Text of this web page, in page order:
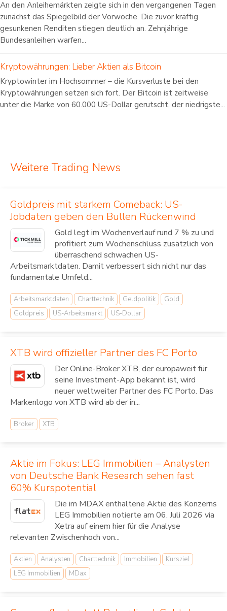
An den Anleihemärkten zeigte sich in den vergangenen Tagen
zunächst das Spiegelbild der Vorwoche. Die zuvor kräftig
gesunkenen Renditen stiegen deutlich an. Zehnjährige
Bundesanleihen warfen...
Kryptowährungen: Lieber Aktien als Bitcoin
Kryptowinter im Hochsommer – die Kursverluste bei den
Kryptowährungen setzen sich fort. Der Bitcoin ist zeitweise
unter die Marke von 60.000 US-Dollar gerutscht, der niedrigste...
Weitere Trading News
Goldpreis mit starkem Comeback: US-
Jobdaten geben den Bullen Rückenwind
Gold legt im Wochenverlauf rund 7 % zu und
profitiert zum Wochenschluss zusätzlich von
überraschend schwachen US-
Arbeitsmarktdaten. Damit verbessert sich nicht nur das
fundamentale Umfeld...
Arbeitsmarktdaten Charttechnik Geldpolitik
Gold
Goldpreis
US-Arbeitsmarkt US-Dollar
XTB wird offizieller Partner des FC Porto
Der Online-Broker XTB, der europaweit für
seine Investment-App bekannt ist, wird
neuer weltweiter Partner des FC Porto. Das
Markenlogo von XTB wird ab der in...
Broker XTB
Aktie im Fokus: LEG Immobilien – Analysten
von Deutsche Bank Research sehen fast
60% Kurspotential
Die im MDAX enthaltene Aktie des Konzerns
LEG Immobilien notierte am 06. Juli 2026 via
Xetra auf einem hier für die Analyse
relevanten Zwischenhoch von...
Aktien Analysten Charttechnik Immobilien
Kursziel
LEG Immobilien
MDax